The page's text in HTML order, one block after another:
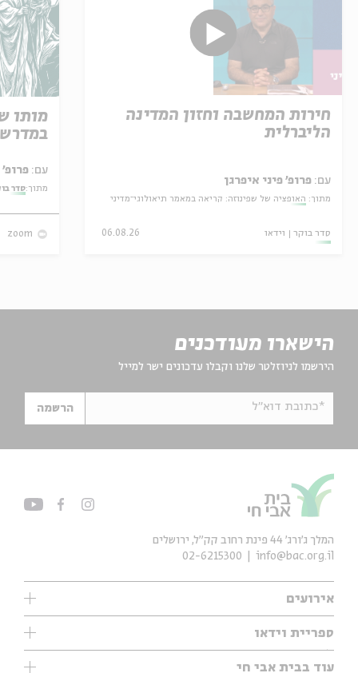
חירות המחשבה וחזון המדינה
הליברלית
עם: פרופ' פיני איפרגן
מתוך: האופציה של שפינוזה: קריאה במאמר תיאולוגי־מדיני
סדר בוקר וידאו 06.08.26
מותו
עם: פרופ' אביגדור שנאן
מתוך:סדר
zoom
הישארו מעודכנים
הירשמו לניוזלטר שלנו וקבלו עדכונים ישר למייל
*כתובת דוא"ל הרשמה
אירועים
עיון
אנגלית
ספריית וידאו
ילדים
עוד בבית אבי חי
המלך ג'ורג' 44 פינת רחוב קק״ל, ירושלים
info@bac.org.il
02-6215300